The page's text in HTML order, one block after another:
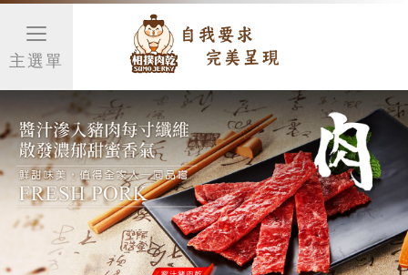
主選單